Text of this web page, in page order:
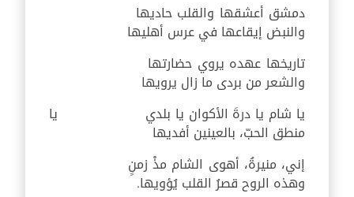
دمشق أعشقها والقلب حاديها
والنبض إيقاعها في عرس أهليها
تاريخها عهده يروي حضارتها
والشعر من بردى ما زال يرويها
يا شام يا درةَ الأكوان يا بلدي يا
منطق الحبّ، بالعينين أفديها
إني، منيرةُ، أهوى الشام مذْ زمنٍ
وهذه الروح قصرُ القلب يُؤويها.